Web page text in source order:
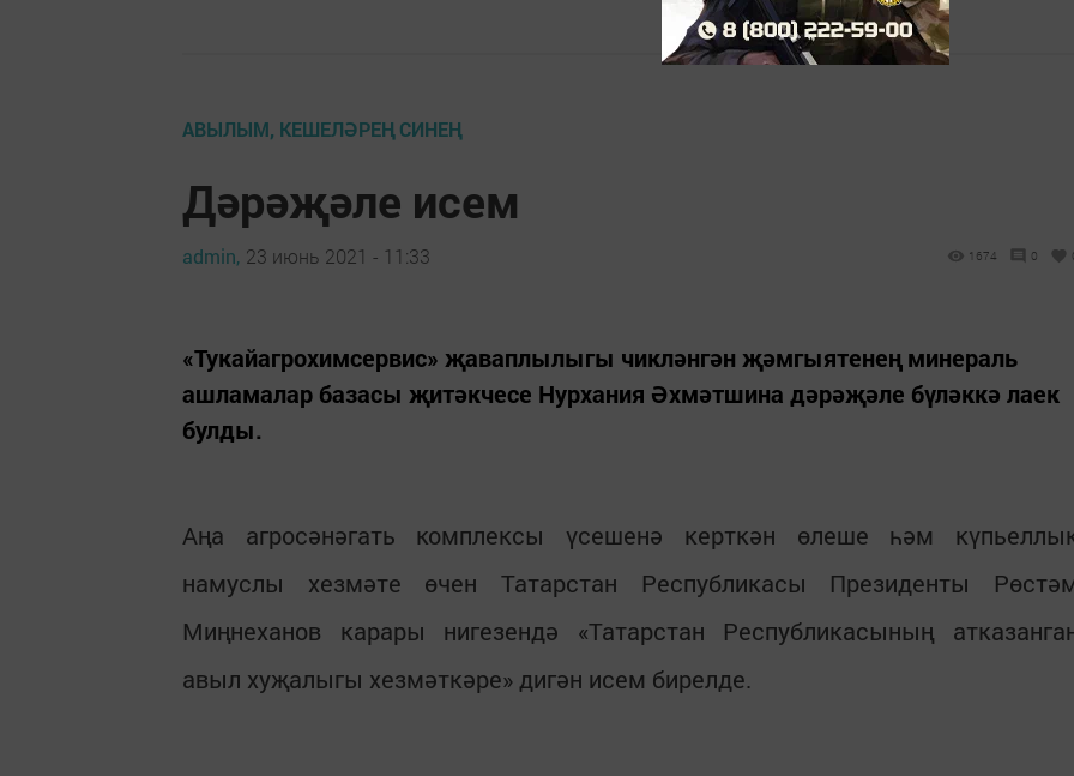
АВЫЛЫМ, КЕШЕЛӘРЕҢ СИНЕҢ
Дәрәҗәле исем
admin, 23 июнь 2021 - 11:33 1674 0
«Тукайагрохимсервис» җаваплылыгы чикләнгән җәмгыятенең минераль
ашламалар базасы җитәкчесе Нурхания Әхмәтшина дәрәҗәле бүләккә лаек
булды.
Аңа агросәнәгать комплексы үсешенә керткән өлеше һәм
намуслы хезмәте өчен Татарстан Республикасы Президенты
Миңнеханов карары нигезендә «Татарстан Республикасының
авыл хуҗалыгы хезмәткәре» дигән исем бирелде.